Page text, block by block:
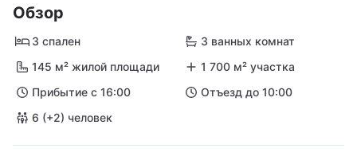
Обзор
3 спален
3 ванных комнат
145 м² жилой площади
1 700 м² участка
Прибытие с 16:00
Отъезд до 10:00
6 (+2) человек